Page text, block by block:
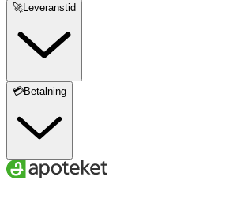
🚀Leveranstid
💳Betalning